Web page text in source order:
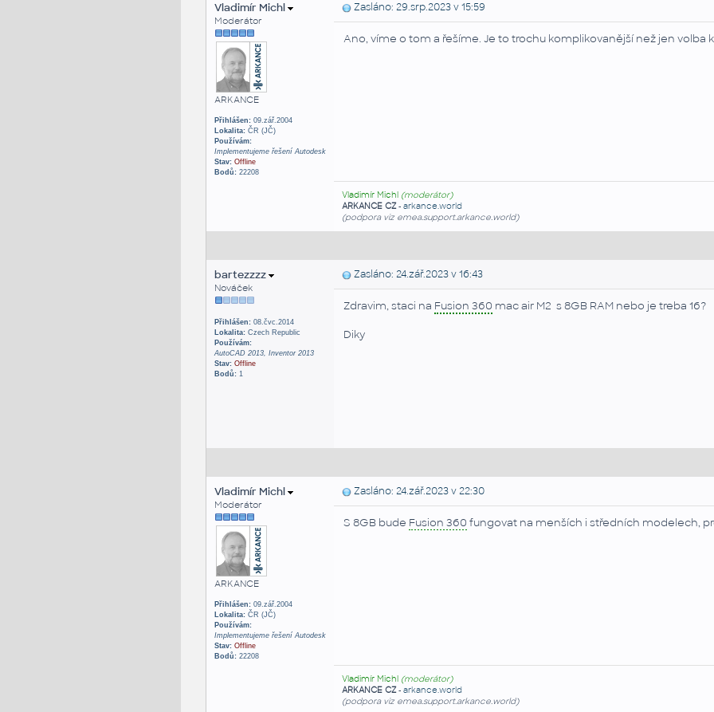
Vladimír Michl
Moderátor
ARKANCE
Přihlášen:09.zář.2004
Lokalita:ČR (JČ)
Používám:
Implementujeme řešení Autodesk
Stav: Offline
Bodů:22208
Zasláno: 29.srp.2023 v 15:59
Ano, víme o tom a řešíme. Je to trochu komplikovanější než jen volba
Vladimír Michl (moderátor)
ARKANCE CZ- arkance.world
(podpora viz emea.support.arkance.world)
bartezzzz
Nováček
Přihlášen:08.čvc.2014
Lokalita:Czech Republic
Používám:
AutoCAD 2013, Inventor 2013
Stav: Offline
Bodů:1
Zasláno: 24.zář.2023 v 16:43
Zdravim, staci na Fusion 360 mac air M2 s 8GB RAM nebo je treba 16?
Diky
Vladimír Michl
Moderátor
ARKANCE
Přihlášen:09.zář.2004
Lokalita:ČR (JČ)
Používám:
Implementujeme řešení Autodesk
Stav: Offline
Bodů:22208
Zasláno: 24.zář.2023 v 22:30
S 8GB bude Fusion 360 fungovat na menších i středních modelech,
Vladimír Michl (moderátor)
ARKANCE CZ- arkance.world
(podpora viz emea.support.arkance.world)